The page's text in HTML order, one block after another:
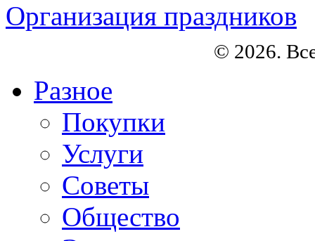
Организация праздников
© 2026.
Разное
Покупки
Услуги
Советы
Общество